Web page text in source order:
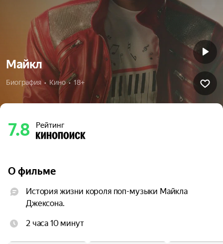
Майкл
Биография  •  Кино  •  18+
7.8 Рейтинг
О фильме
История жизни короля поп-музыки Майкла
Джексона.
2 часа 10 минут